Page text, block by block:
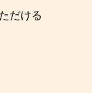
だける